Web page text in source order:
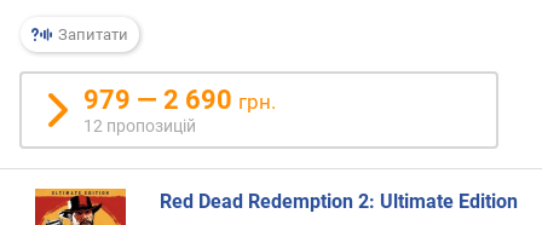
р
н
с
в
Запитати
979 — 2 690 грн.
12 пропозицій
Red Dead Redemption 2: Ultimate Edition